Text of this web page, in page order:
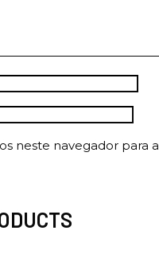
neste navegador para